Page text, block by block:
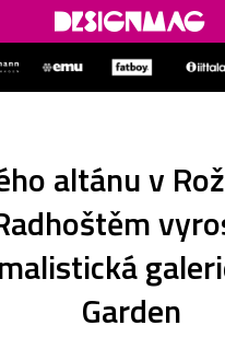
altánu v
Garden